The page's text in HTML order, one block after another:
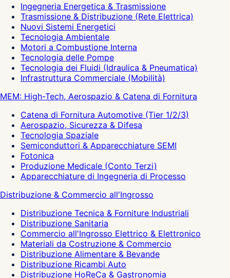
Ingegneria Energetica & Trasmissione
Trasmissione & Distribuzione (Rete Elettrica)
Nuovi Sistemi Energetici
Tecnologia Ambientale
Motori a Combustione Interna
Tecnologia delle Pompe
Tecnologia dei Fluidi (Idraulica & Pneumatica)
Infrastruttura Commerciale (Mobilità)
MEM: High-Tech, Aerospazio & Catena di Fornitura
Catena di Fornitura Automotive (Tier 1/2/3)
Aerospazio, Sicurezza & Difesa
Tecnologia Spaziale
Semiconduttori & Apparecchiature SEMI
Fotonica
Produzione Medicale (Conto Terzi)
Apparecchiature di Ingegneria di Processo
Distribuzione & Commercio all'Ingrosso
Distribuzione Tecnica & Forniture Industriali
Distribuzione Sanitaria
Commercio all'Ingrosso Elettrico & Elettronico
Materiali da Costruzione & Commercio
Distribuzione Alimentare & Bevande
Distribuzione Ricambi Auto
Distribuzione HoReCa & Gastronomia